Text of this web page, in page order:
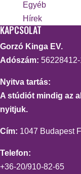
Egyéb
Hírek
KAPCSOLAT
Gorzó Kinga EV.
Adószám:
Nyitva tartás:
A stúdiót mindig az
nyitjuk.
Cím: 1047 Budapest
Telefon:
+36-20/910-82-65